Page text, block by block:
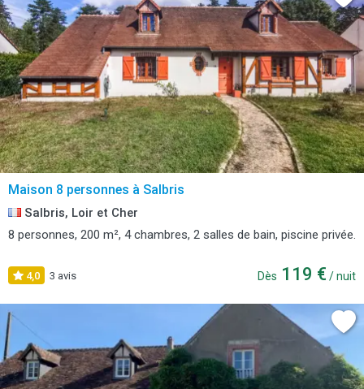
Maison 8 personnes à Salbris
Salbris, Loir et Cher
8 personnes, 200 m², 4 chambres, 2 salles de bain, piscine privée.
4,0 3 avis Dès 119 € / nuit